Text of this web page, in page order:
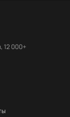
12 000+